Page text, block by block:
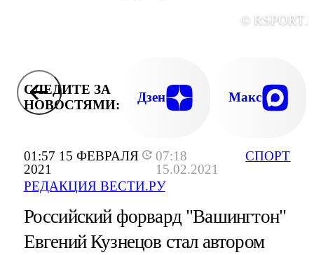
01:57 15 ФЕВРАЛЯ
2021
07:18
15.02.2021
РЕДАКЦИЯ ВЕСТИ.РУ
СПОРТ
©
СЛЕДИТЕ ЗА
НОВОСТЯМИ:
Дзен Макс
Российский форвард "Вашингтон"
Евгений Кузнецов стал автором